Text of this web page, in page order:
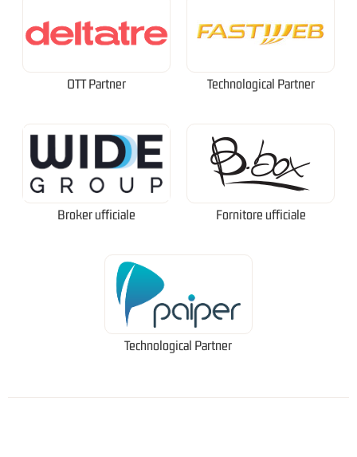
OTT Partner Technological Partner
Broker ufficiale Fornitore ufficiale
Technological Partner